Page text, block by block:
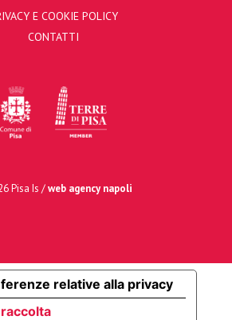
E COOKIE POLICY
CONTATTI
Pisa Is /web agency napoli
relative alla privacy